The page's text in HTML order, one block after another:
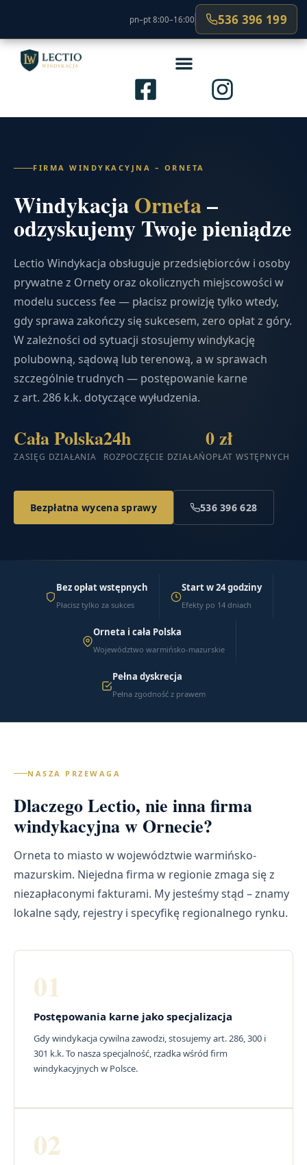
pn–pt 8:00–16:00 536 396 199
FIRMA WINDYKACYJNA – ORNETA
WindykacjaOrneta–
odzyskujemy Twoje pieniądze
Lectio Windykacja obsługuje przedsiębiorców i osoby
prywatne z Ornety oraz okolicznych miejscowości w
modelu success fee — płacisz prowizję tylko wtedy,
gdy sprawa zakończy się sukcesem, zero opłat z góry.
W zależności od sytuacji stosujemy windykację
polubowną, sądową lub terenową, a w sprawach
szczególnie trudnych — postępowanie karne
z art. 286 k.k. dotyczące wyłudzenia.
Cała Polska
ZASIĘG DZIAŁANIA
24h
ROZPOCZĘCIE DZIAŁAŃ
0 zł
OPŁAT WSTĘPNYCH
Bezpłatna wycena sprawy 536 396 628
Bez opłat wstępnych
Płacisz tylko za sukces
Start w 24 godziny
Efekty po 14 dniach
Orneta i cała Polska
Województwo warmińsko-mazurskie
Pełna dyskrecja
Pełna zgodność z prawem
NASZA PRZEWAGA
Dlaczego Lectio, nie inna firma
windykacyjna w Ornecie?
Orneta to miasto w województwie warmińsko-
mazurskim. Niejedna firma w regionie zmaga się z
niezapłaconymi fakturami. My jesteśmy stąd – znamy
lokalne sądy, rejestry i specyfikę regionalnego rynku.
01
Postępowania karne jako specjalizacja
Gdy windykacja cywilna zawodzi, stosujemy art. 286, 300 i
301 k.k. To nasza specjalność, rzadka wśród firm
windykacyjnych w Polsce.
02